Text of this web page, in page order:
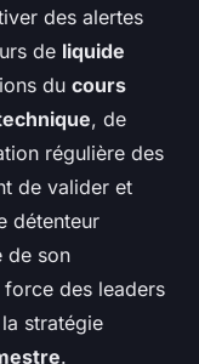
des alertes
de liquide
du cours
, de
régulière des
de valider et
détenteur
de son
des leaders
stratégie
.